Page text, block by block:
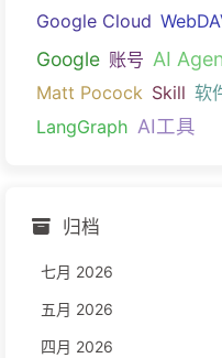
Google Cloud
Google 账号 AI
Matt Pocock Skill 软
LangGraph AI工具
归档
七月 2026
五月 2026
四月 2026